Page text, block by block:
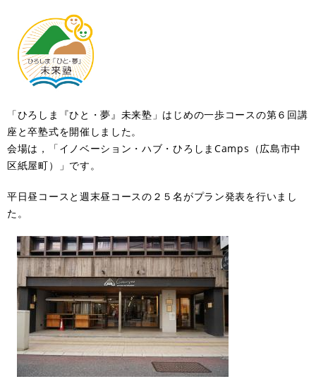
「ひろしま『ひと・夢』未来塾」はじめの一歩コースの第６回講
座と卒塾式を開催しました。
会場は，「イノベーション・ハブ・ひろしまCamps（広島市中
区紙屋町）」です。
平日昼コースと週末昼コースの２５名がプラン発表を行いまし
た。